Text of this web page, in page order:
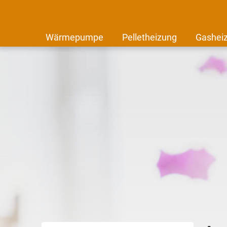
Wärmepumpe Pelletheizung